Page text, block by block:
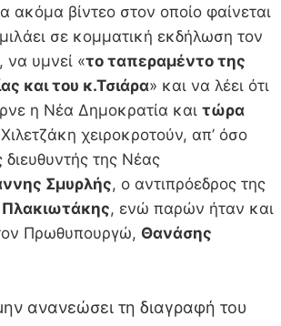
ακόμα βίντεο στον οποίο φαίνεται
σε κομματική εκδήλωση τον
υμνεί «το ταπεραμέντο της
και του κ.Τσιάρα» και να λέει ότι
η Νέα Δημοκρατία και τώρα
χειροκροτούν, απ’ όσο
διευθυντής της Νέας
Σμυρλής, ο αντιπρόεδρος της
Πλακιωτάκης, ενώ παρών ήταν και
Πρωθυπουργώ, Θανάσης
ανανεώσει τη διαγραφή του